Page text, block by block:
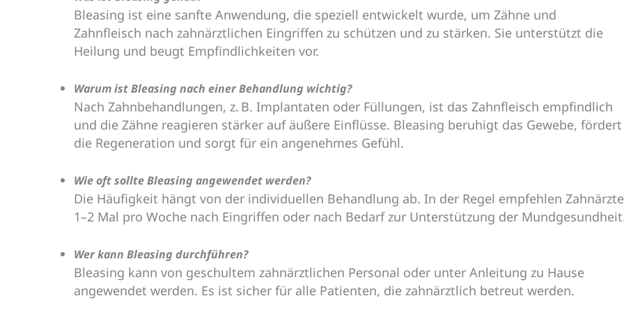
Bleasing ist eine sanfte Anwendung, die speziell entwickelt wurde, um Zähne und
Zahnfleisch nach zahnärztlichen Eingriffen zu schützen und zu stärken. Sie unterstützt die
Heilung und beugt Empfindlichkeiten vor.
Warum ist Bleasing nach einer Behandlung wichtig?
Nach Zahnbehandlungen, z. B. Implantaten oder Füllungen, ist das Zahnfleisch empfindlich
und die Zähne reagieren stärker auf äußere Einflüsse. Bleasing beruhigt das Gewebe, fördert
die Regeneration und sorgt für ein angenehmes Gefühl.
Wie oft sollte Bleasing angewendet werden?
Die Häufigkeit hängt von der individuellen Behandlung ab. In der Regel empfehlen Zahnärzte
1–2 Mal pro Woche nach Eingriffen oder nach Bedarf zur Unterstützung der
Wer kann Bleasing durchführen?
Bleasing kann von geschultem zahnärztlichen Personal oder unter Anleitung zu Hause
angewendet werden. Es ist sicher für alle Patienten, die zahnärztlich betreut werden.